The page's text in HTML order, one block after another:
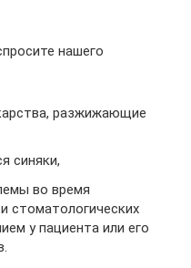
нашего
разжижающие
синяки,
во время
стоматологических
у пациента или его